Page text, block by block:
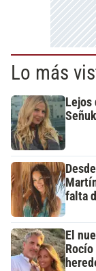
Lo más
falta
El